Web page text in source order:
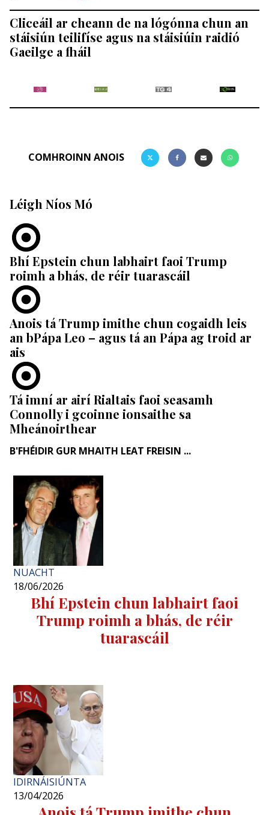
Cliceáil ar cheann de na lógónna chun an
stáisiún teilifíse agus na stáisiúin raidió
Gaeilge a fháil
COMHROINN ANOIS
Léigh Níos Mó
Bhí Epstein chun labhairt faoi Trump
roimh a bhás, de réir tuarascáil
Anois tá Trump imithe chun cogaidh leis
an bPápa Leo – agus tá an Pápa ag troid ar
ais
Tá imní ar airí Rialtais faoi seasamh
Connolly i gcoinne ionsaithe sa
Mheánoirthear
B'FHÉIDIR GUR MHAITH LEAT FREISIN ...
NUACHT
18/06/2026
Bhí Epstein chun labhairt faoi
Trump roimh a bhás, de réir
tuarascáil
IDIRNÁISIÚNTA
13/04/2026